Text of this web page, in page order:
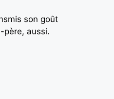
son goût
père, aussi.